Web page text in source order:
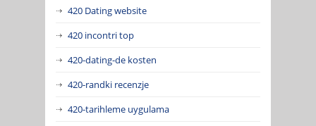
420 Dating website
420 incontri top
420-dating-de kosten
420-randki recenzje
420-tarihleme uygulama